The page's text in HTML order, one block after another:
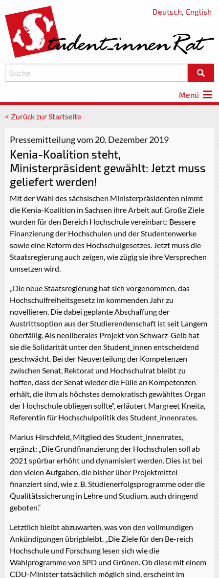
Deutsch, English
Menü
< Zurück zur Startseite
Pressemitteilung vom 20. Dezember 2019
Kenia-Koalition steht,
Ministerpräsident gewählt: Jetzt muss
geliefert werden!
Mit der Wahl des sächsischen Ministerpräsidenten nimmt
die Kenia-Koalition in Sachsen ihre Arbeit auf. Große Ziele
wurden für den Bereich Hochschule vereinbart: Bessere
Finanzierung der Hochschulen und der Studentenwerke
sowie eine Reform des Hochschulgesetzes. Jetzt muss die
Staatsregierung auch zeigen, wie zügig sie ihre Versprechen
umsetzen wird.
„Die neue Staatsregierung hat sich vorgenommen, das
Hochschulfreiheitsgesetz im kommenden Jahr zu
novellieren. Die dabei geplante Abschaffung der
Austrittsoption aus der Studierendenschaft ist seit Langem
überfällig. Als neoliberales Projekt von Schwarz-Gelb hat
sie die Solidarität unter den Student_innen entscheidend
geschwächt. Bei der Neuverteilung der Kompetenzen
zwischen Senat, Rektorat und Hochschulrat bleibt zu
hoffen, dass der Senat wieder die Fülle an Kompetenzen
erhält, die ihm als höchstes demokratisch gewähltes Organ
der Hochschule obliegen sollte“, erläutert Margreet Kneita,
Referentin für Hochschulpolitik des Student_innenrates.
Marius Hirschfeld, Mitglied des Student_innenrates,
ergänzt: „Die Grundfinanzierung der Hochschulen soll ab
2021 spürbar erhöht und dynamisiert werden. Dies ist bei
den vielen Aufgaben, die bisher über Projektmittel
finanziert sind, wie z. B. Studienerfolgsprogramme oder die
Qualitätssicherung in Lehre und Studium, auch dringend
geboten.“
Letztlich bleibt abzuwarten, was von den vollmundigen
Ankündigungen übrigbleibt. „Die Ziele für den Be-reich
Hochschule und Forschung lesen sich wie die
Wahlprogramme von SPD und Grünen. Ob diese mit einem
CDU-Minister tatsächlich möglich sind, erscheint im